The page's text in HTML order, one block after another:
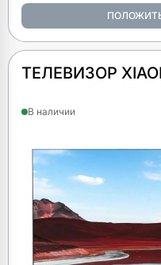
ТЕЛЕВИЗОР
В наличии